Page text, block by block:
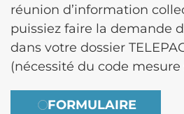
réunion d’information
puissiez faire la demande
dans votre dossier
(nécessité du code
FORMULAIRE